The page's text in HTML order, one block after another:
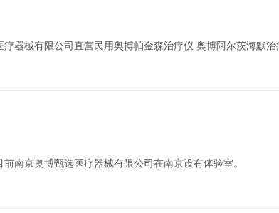
器械有限公司直营民用奥博帕金森治疗仪 奥博阿尔茨海默治
南京奥博甄选医疗器械有限公司在南京设有体验室。